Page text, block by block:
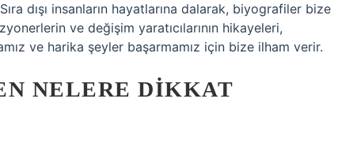
dışı insanların hayatlarına dalarak, biyografiler bize
ve değişim yaratıcılarının hikayeleri,
ve harika şeyler başarmamız için bize ilham verir.
NELERE DIKKAT